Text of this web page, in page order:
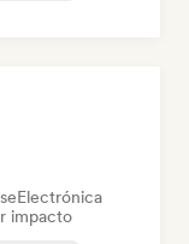
Electrónica
impacto